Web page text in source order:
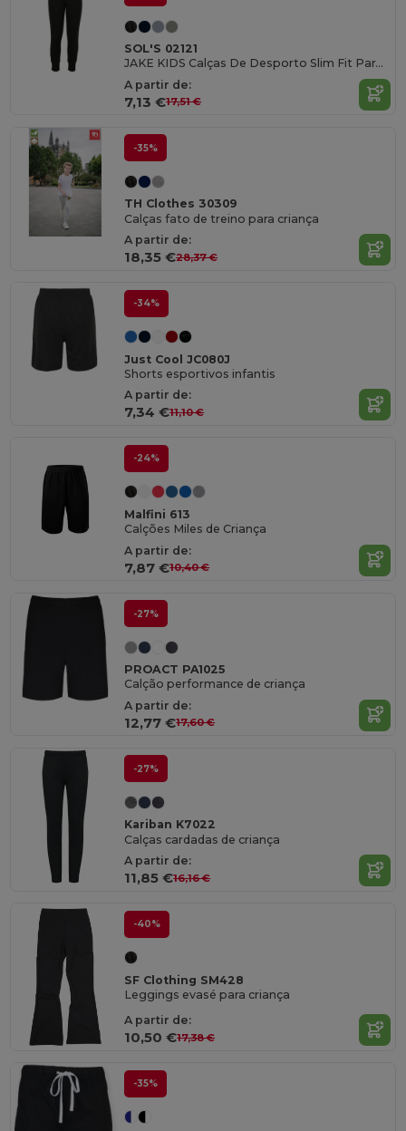
SOL'S 02121
JAKE KIDS Calças De Desporto Slim Fit Para Criança
A partir de:
7,13 €17,51 €
-35%
TH Clothes 30309
Calças fato de treino para criança
A partir de:
18,35 €28,37 €
-34%
Just Cool JC080J
Shorts esportivos infantis
A partir de:
7,34 €11,10 €
-24%
Malfini 613
Calções Miles de Criança
A partir de:
7,87 €10,40 €
-27%
PROACT PA1025
Calção performance de criança
A partir de:
12,77 €17,60 €
-27%
Kariban K7022
Calças cardadas de criança
A partir de:
11,85 €16,16 €
-40%
SF Clothing SM428
Leggings evasé para criança
A partir de:
10,50 €17,38 €
-35%